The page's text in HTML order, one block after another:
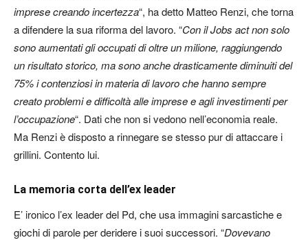
imprese creando incertezza“, ha detto Matteo Renzi, che torna
a difendere la sua riforma del lavoro. “Con il Jobs act non solo
sono aumentati gli occupati di oltre un milione, raggiungendo
un risultato storico, ma sono anche drasticamente diminuiti del
75% i contenziosi in materia di lavoro che hanno sempre
creato problemi e difficoltà alle imprese e agli investimenti per
l’occupazione“. Dati che non si vedono nell’economia reale.
Ma Renzi è disposto a rinnegare se stesso pur di attaccare i
grillini. Contento lui.
La memoria corta dell’ex leader
E’ ironico l’ex leader del Pd, che usa immagini sarcastiche e
giochi di parole per deridere i suoi successori. “Dovevano